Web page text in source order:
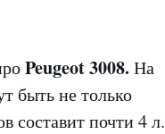
Peugeot 3008. На
быть не только
составит почти 4 л.